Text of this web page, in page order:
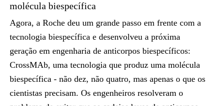
molécula biespecífica
Agora, a Roche deu um grande passo em frente com a
tecnologia biespecífica e desenvolveu a próxima
geração em engenharia de anticorpos biespecíficos:
CrossMAb, uma tecnologia que produz uma molécula
biespecífica - não dez, não quatro, mas apenas o que os
cientistas precisam. Os engenheiros resolveram o